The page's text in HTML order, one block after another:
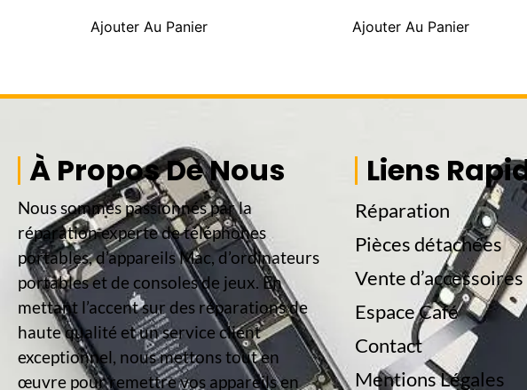
Ajouter Au Panier Ajouter Au Panier
À Propos De Nous
Nous sommes passionnés par la
réparation experte de téléphones
portables, d’appareils Mac, d’ordinateurs
portables et de consoles de jeux. En
mettant l’accent sur des réparations de
haute qualité et un service client
exceptionnel, nous mettons tout en
œuvre pour remettre vos appareils en
Liens
Réparation
Pièces détachées
Vente d’accessoires
Espace Café
Contact
Mentions Légales